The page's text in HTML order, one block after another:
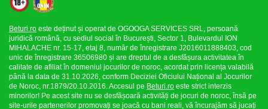
Beturi.ro este deținut și operat de OGOOGA SERVICES SRL, persoană
juridică română, cu sediul social în București, Sector 1, Bulevardul ION
MIHALACHE nr. 15-17, etaj 8, număr de înregistrare J2016011888403, cod
unic de înregistrare 36506980 și are dreptul de a desfășura activitatea în
calitate de afiliat în domeniul jocurilor de noroc, acordat prin licența valabilă
până la data de 31.10.2026, conform Deciziei Oficiului Național al Jocurilor
de Noroc, nr.1879/20.10.2016. Accesul pe Beturi.ro este strict interzis
minorilor! Pe acest site nu se desfășoară activități de jocuri de noroc, însă pe
site-urile partenerilor promovați se joacă cu bani reali, vă încurajăm să jucați